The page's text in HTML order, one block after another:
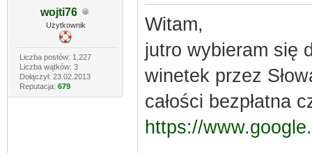
wojti76
Użytkownik
Liczba postów: 1,227
Liczba wątków: 3
Dołączył: 23.02.2013
Reputacja: 679
Witam,
jutro wybieram się
winetek przez
całości bezpłatna
https://